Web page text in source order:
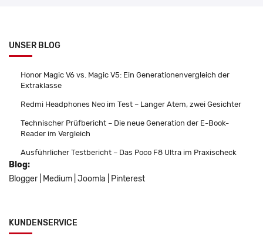
UNSER BLOG
Honor Magic V6 vs. Magic V5: Ein Generationenvergleich der
Extraklasse
Redmi Headphones Neo im Test – Langer Atem, zwei Gesichter
Technischer Prüfbericht – Die neue Generation der E-Book-
Reader im Vergleich
Ausführlicher Testbericht – Das Poco F8 Ultra im Praxischeck
Blog:
Blogger
Medium Joomla Pinterest
KUNDENSERVICE